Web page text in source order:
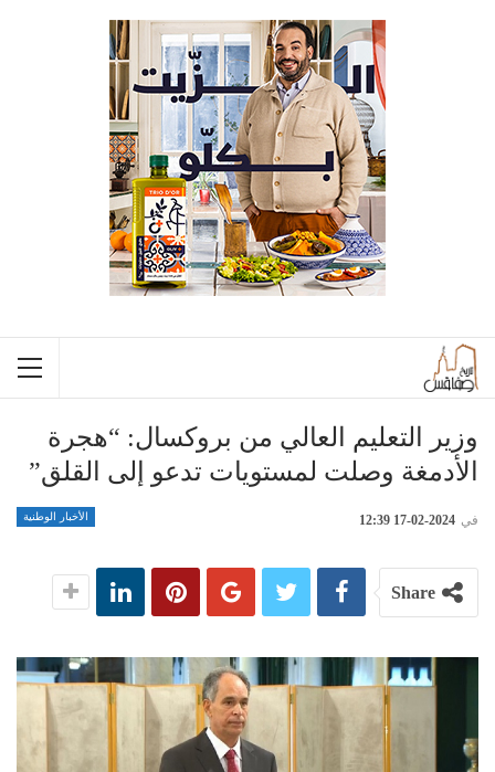
وزير التعليم العالي من بروكسال: “هجرة
الأدمغة وصلت لمستويات تدعو إلى القلق”
الأخبار الوطنية في 2024-02-17 12:39
Share